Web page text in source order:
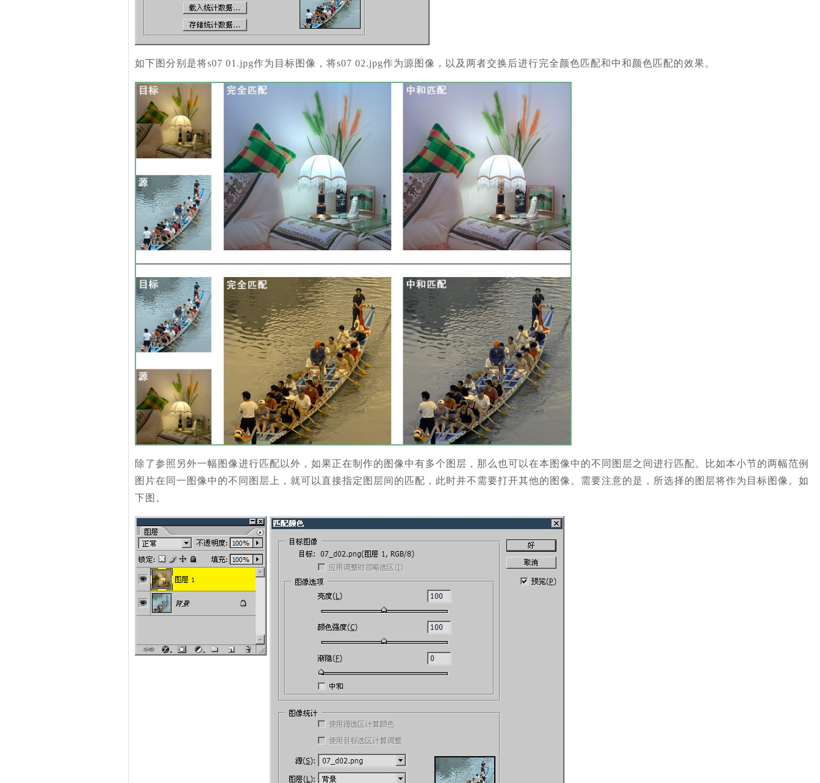
如下图分别是将s07 01.jpg作为目标图像，将s07 02.jpg作为源图像，以及两者交换后进行完全颜色匹配和中和颜色匹配的效果。
除了参照另外一幅图像进行匹配以外，如果正在制作的图像中有多个图层，那么也可以在本图像中的不同图层之间进行匹配。比如本小节的两幅范例
图片在同一图像中的不同图层上，就可以直接指定图层间的匹配，此时并不需要打开其他的图像。需要注意的是，所选择的图层将作为目标图像。如
下图。